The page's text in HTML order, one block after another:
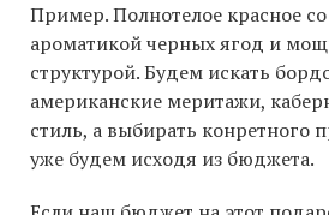
Пример. Полнотелое красное
ароматикой черных ягод и
структурой. Будем искать
американские меритажи,
стиль, а выбирать конретного
уже будем исходя из бюджета.